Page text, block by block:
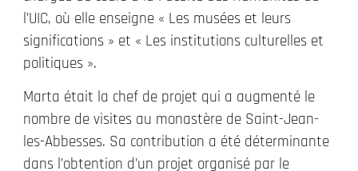
l’UIC, où elle enseigne « Les musées et leurs
significations » et « Les institutions culturelles et
politiques ».
Marta était la chef de projet qui a augmenté le
nombre de visites au monastère de Saint-Jean-
les-Abbesses. Sa contribution a été déterminante
dans l’obtention d’un projet organisé par le